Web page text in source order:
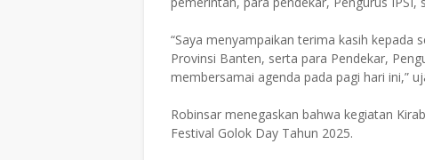
“Saya menyampaikan terima kasih kepada
Provinsi Banten, serta para Pendekar,
membersamai agenda pada pagi hari ini,”
Robinsar menegaskan bahwa kegiatan
Festival Golok Day Tahun 2025.